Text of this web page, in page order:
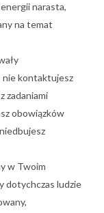
narasta,
na temat
nie kontaktujesz
zadaniami
obowiązków
w Twoim
dotychczas ludzie